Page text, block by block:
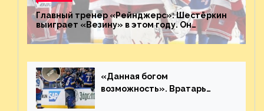
Главный тренер «Рейнджерс»: Шестёркин
выиграет «Везину» в этом году. Он
невероятен
«Данная богом
возможность». Вратарь